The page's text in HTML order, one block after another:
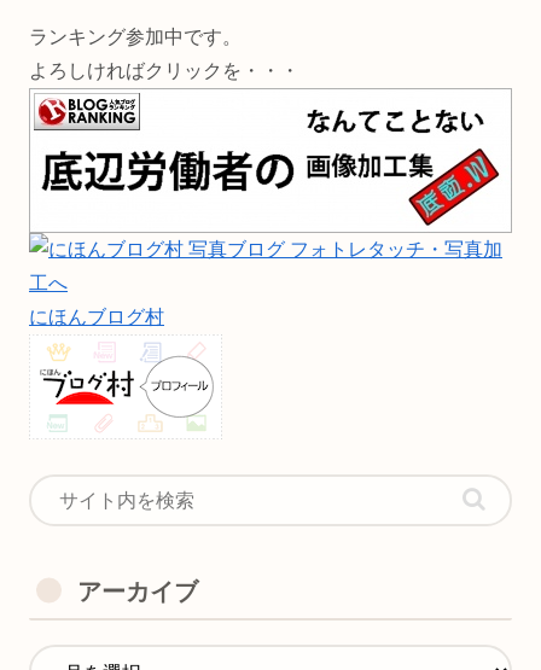
ランキング参加中です。
よろしければクリックを・・・
にほんブログ村
アーカイブ